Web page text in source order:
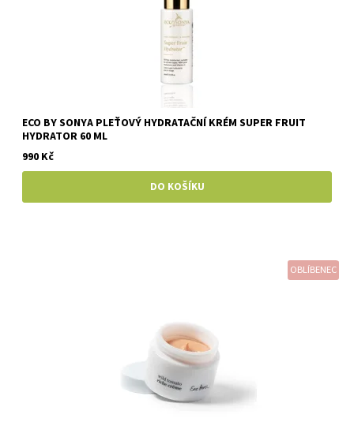
ECO BY SONYA PLEŤOVÝ HYDRATAČNÍ KRÉM SUPER FRUIT
HYDRATOR 60 ML
990 Kč
OBLÍBENEC